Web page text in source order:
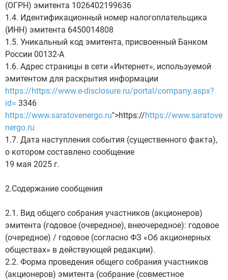
(ОГРН) эмитента 1026402199636
1.4. Идентификационный номер налогоплательщика
(ИНН) эмитента 6450014808
1.5. Уникальный код эмитента, присвоенный Банком
России 00132-А
1.6. Адрес страницы в сети «Интернет», используемой
эмитентом для раскрытия информации
https://https://www.e-disclosure.ru/portal/company.aspx?
id= 3346
https://www.saratovenergo.ru">https://https://www.saratove
nergo.ru
1.7. Дата наступления события (существенного факта),
о котором составлено сообщение
19 мая 2025 г.
2.Содержание сообщения
2.1. Вид общего собрания участников (акционеров)
эмитента (годовое (очередное), внеочередное): годовое
(очередное) / годовое (согласно ФЗ «Об акционерных
обществах» в действующей редакции).
2.2. Форма проведения общего собрания участников
(акционеров) эмитента (собрание (совместное